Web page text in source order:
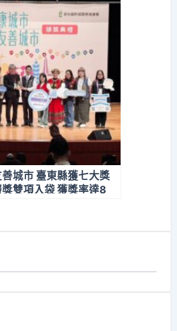
城市 臺東縣獲七大獎
雙項入袋 獲獎率達8